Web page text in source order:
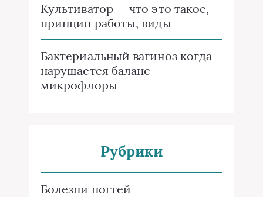
Культиватор — что это такое,
принцип работы, виды
Бактериальный вагиноз когда
нарушается баланс
микрофлоры
Рубрики
Болезни ногтей